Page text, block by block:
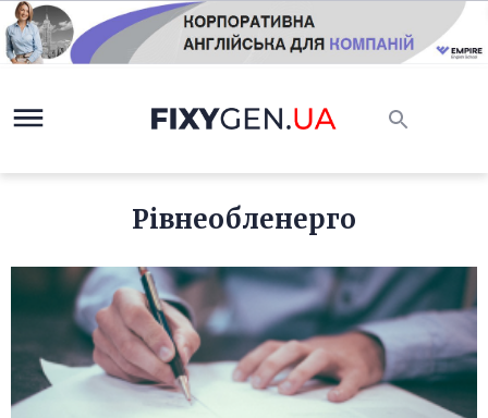
Рівнеобленерго